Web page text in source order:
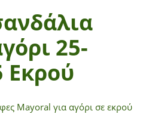
25-
Εκρού
Mayoral για αγόρι σε εκρού